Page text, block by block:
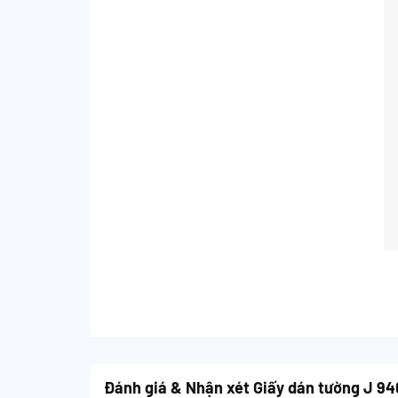
Đánh giá & Nhận xét Giấy dán tường J